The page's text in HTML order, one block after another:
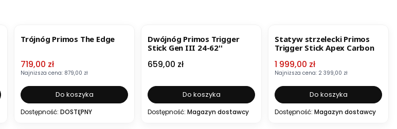
Trójnóg Primos The Edge
Cena promocyjna
719,00 zł
Najniższa cena: 879,00 zł
Do koszyka
Dostępność: DOSTĘPNY
Dwójnóg Primos Trigger
Stick Gen III 24-62''
Cena
659,00 zł
Do koszyka
Dostępność: Magazyn dostawcy
Statyw strzelecki Primos
Trigger Stick Apex Carbon
Cena promocyjna
1 999,00 zł
Najniższa cena: 2 399,00 zł
Do koszyka
Dostępność: Magazyn dostawcy